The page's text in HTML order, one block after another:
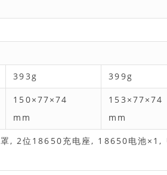
393g 399g
150×77×74
mm
153×77×74
mm
, 2位18650充电座, 18650电池×1,